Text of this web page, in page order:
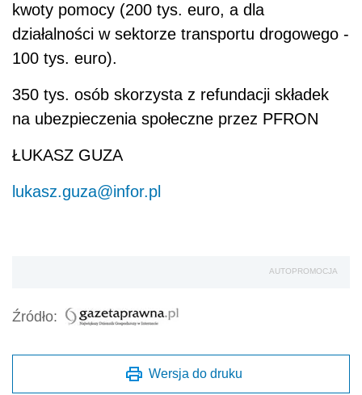
kwoty pomocy (200 tys. euro, a dla
działalności w sektorze transportu drogowego -
100 tys. euro).
350 tys. osób skorzysta z refundacji składek
na ubezpieczenia społeczne przez PFRON
ŁUKASZ GUZA
lukasz.guza@infor.pl
AUTOPROMOCJA
Źródło:
Wersja do druku